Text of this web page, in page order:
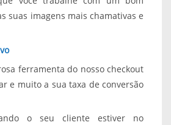
suas imagens mais chamativas e
ferramenta do nosso checkout
e muito a sua taxa de conversão
o seu cliente estiver no